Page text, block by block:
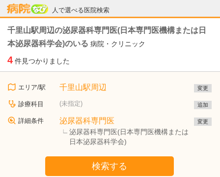
人で選べる医院検索
病院なび
千里山駅周辺の泌尿器科専門医(日本専門医機構または日
本泌尿器科学会)のいる 病院・クリニック
4 件見つかりました
エリア/駅 千里山駅周辺 変更
診療科目 (未指定) 追加
詳細条件 泌尿器科専門医
泌尿器科専門医(日本専門医機構または
日本泌尿器科学会)
変更
検索する